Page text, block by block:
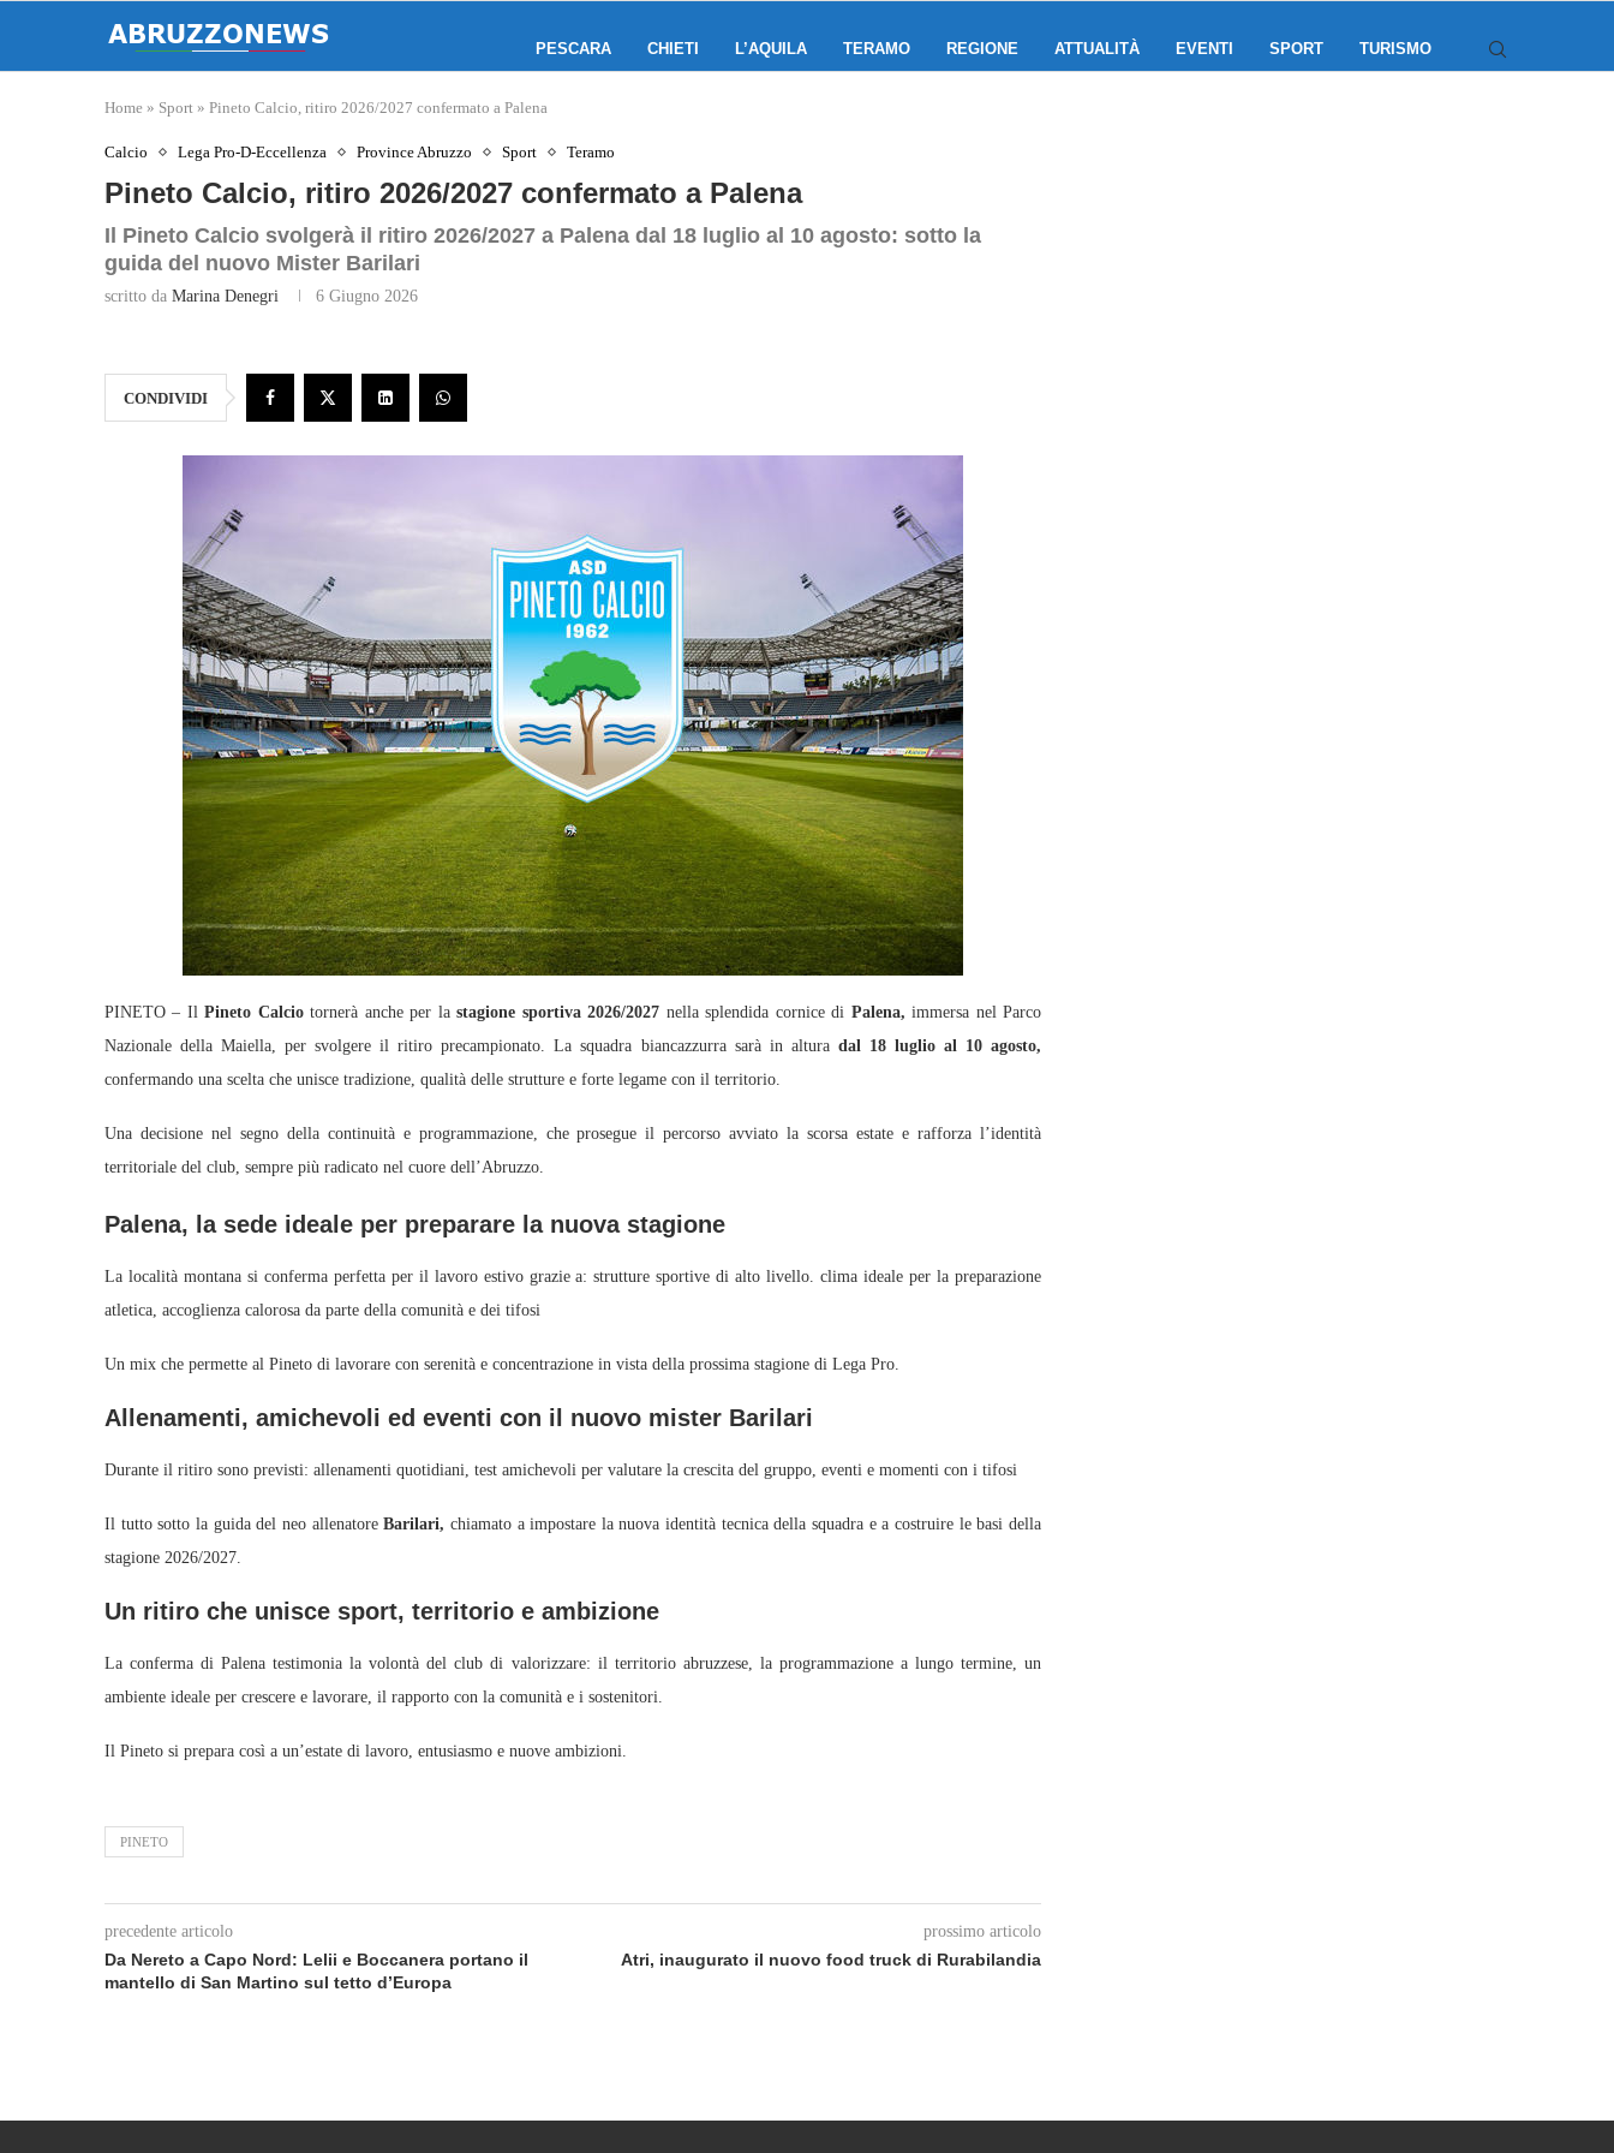
PESCARA CHIETI L’AQUILA TERAMO REGIONE ATTUALITÀ EVENTI SPORT TURISMO
Home » Sport » Pineto Calcio, ritiro 2026/2027 confermato a Palena
Calcio Lega Pro-D-Eccellenza Province Abruzzo Sport Teramo
Pineto Calcio, ritiro 2026/2027 confermato a Palena
Il Pineto Calcio svolgerà il ritiro 2026/2027 a Palena dal 18 luglio al 10 agosto: sotto la
guida del nuovo Mister Barilari
scritto da Marina Denegri 6 Giugno 2026
CONDIVIDI
PINETO – IlPineto Calciotornerà anche per lastagione sportiva 2026/2027 nella splendida cornice di Palena, immersa nel Parco
Nazionale della Maiella, per svolgere il ritiro precampionato. La squadra biancazzurra sarà in altura dal 18 luglio al 10 agosto,
confermando una scelta che unisce tradizione, qualità delle strutture e forte legame con il territorio.
Una decisione nel segno della continuità e programmazione, che prosegue il percorso avviato la scorsa estate e rafforza l’identità
territoriale del club, sempre più radicato nel cuore dell’Abruzzo.
Palena, la sede ideale per preparare la nuova stagione
La località montana si conferma perfetta per il lavoro estivo grazie a: strutture sportive di alto livello. clima ideale per la preparazione
atletica, accoglienza calorosa da parte della comunità e dei tifosi
Un mix che permette al Pineto di lavorare con serenità e concentrazione in vista della prossima stagione di Lega Pro.
Allenamenti, amichevoli ed eventi con il nuovo mister Barilari
Durante il ritiro sono previsti: allenamenti quotidiani, test amichevoli per valutare la crescita del gruppo, eventi e momenti con i tifosi
Il tutto sotto la guida del neo allenatoreBarilari, chiamato a impostare la nuova identità tecnica della squadra e a costruire le basi della
stagione 2026/2027.
Un ritiro che unisce sport, territorio e ambizione
La conferma di Palena testimonia la volontà del club di valorizzare: il territorio abruzzese, la programmazione a lungo termine, un
ambiente ideale per crescere e lavorare, il rapporto con la comunità e i sostenitori.
Il Pineto si prepara così a un’estate di lavoro, entusiasmo e nuove ambizioni.
PINETO
precedente articolo
Da Nereto a Capo Nord: Lelii e Boccanera portano il
mantello di San Martino sul tetto d’Europa
prossimo articolo
Atri, inaugurato il nuovo food truck di Rurabilandia